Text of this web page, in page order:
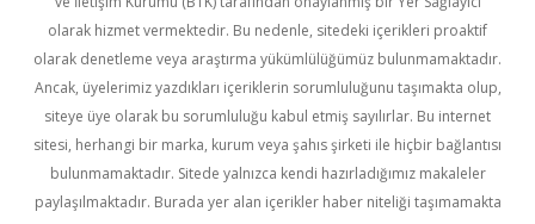
olarak hizmet vermektedir. Bu nedenle, sitedeki içerikleri proaktif
olarak denetleme veya araştırma yükümlülüğümüz bulunmamaktadır.
Ancak, üyelerimiz yazdıkları içeriklerin sorumluluğunu taşımakta olup,
siteye üye olarak bu sorumluluğu kabul etmiş sayılırlar. Bu internet
sitesi, herhangi bir marka, kurum veya şahıs şirketi ile hiçbir bağlantısı
bulunmamaktadır. Sitede yalnızca kendi hazırladığımız makaleler
paylaşılmaktadır. Burada yer alan içerikler haber niteliği taşımamakta